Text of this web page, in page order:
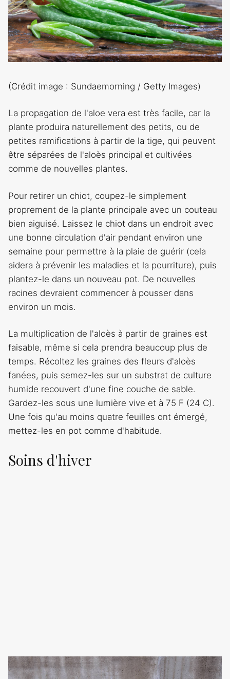
(Crédit image : Sundaemorning / Getty Images)
La propagation de l'aloe vera est très facile, car la
plante produira naturellement des petits, ou de
petites ramifications à partir de la tige, qui peuvent
être séparées de l'aloès principal et cultivées
comme de nouvelles plantes.
Pour retirer un chiot, coupez-le simplement
proprement de la plante principale avec un couteau
bien aiguisé. Laissez le chiot dans un endroit avec
une bonne circulation d'air pendant environ une
semaine pour permettre à la plaie de guérir (cela
aidera à prévenir les maladies et la pourriture), puis
plantez-le dans un nouveau pot. De nouvelles
racines devraient commencer à pousser dans
environ un mois.
La multiplication de l'aloès à partir de graines est
faisable, même si cela prendra beaucoup plus de
temps. Récoltez les graines des fleurs d'aloès
fanées, puis semez-les sur un substrat de culture
humide recouvert d'une fine couche de sable.
Gardez-les sous une lumière vive et à 75 F (24 C).
Une fois qu'au moins quatre feuilles ont émergé,
mettez-les en pot comme d'habitude.
Soins d'hiver